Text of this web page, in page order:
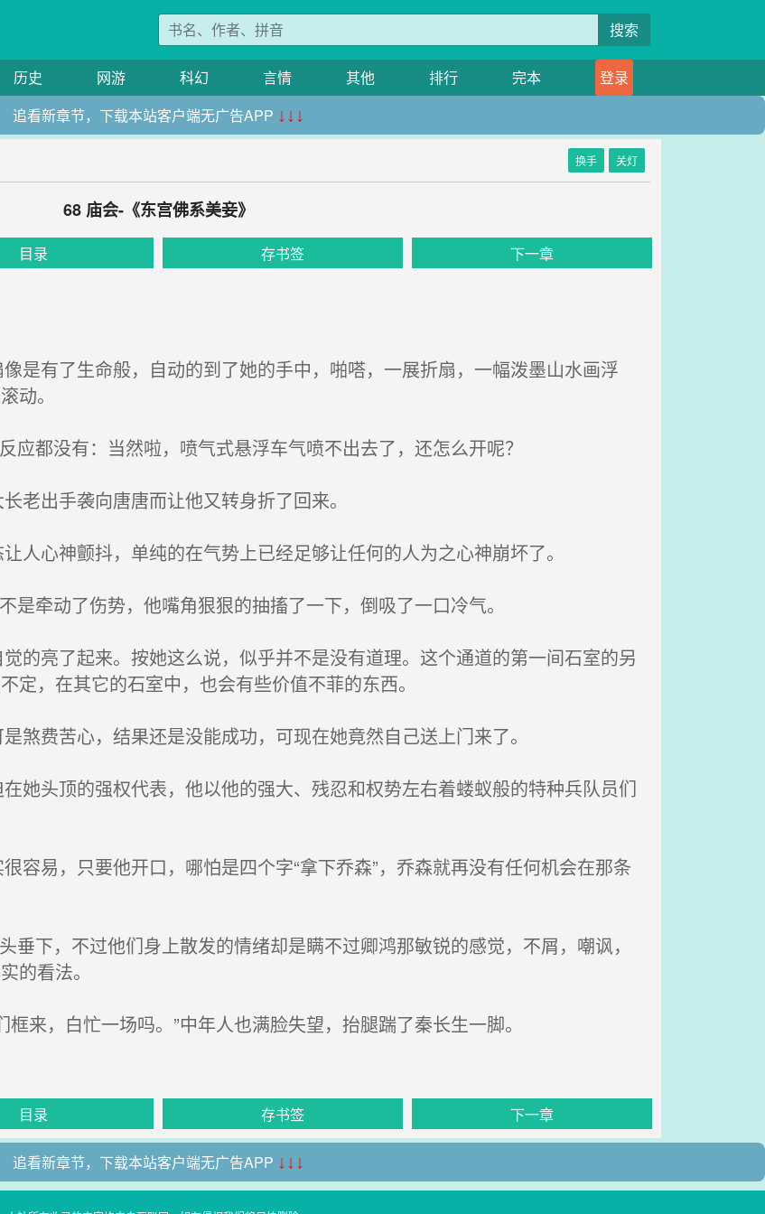
搜索
历史 网游 科幻 言情 其他 排行 完本
登录
追看新章节，下载本站客户端无广告APP ↓↓↓
换手 关灯
68 庙会-《东宫佛系美妾》
目录 存书签 下一章
是有了生命般，自动的到了她的手中，啪嗒，一展折扇，一幅泼墨山水画浮
动。
都没有：当然啦，喷气式悬浮车气喷不出去了，还怎么开呢？
出手袭向唐唐而让他又转身折了回来。
人心神颤抖，单纯的在气势上已经足够让任何的人为之心神崩坏了。
牵动了伤势，他嘴角狠狠的抽搐了一下，倒吸了一口冷气。
的亮了起来。按她这么说，似乎并不是没有道理。这个通道的第一间石室的另
定，在其它的石室中，也会有些价值不菲的东西。
煞费苦心，结果还是没能成功，可现在她竟然自己送上门来了。
她头顶的强权代表，他以他的强大、残忍和权势左右着蝼蚁般的特种兵队员们
容易，只要他开口，哪怕是四个字“拿下乔森”，乔森就再没有任何机会在那条
下，不过他们身上散发的情绪却是瞒不过卿鸿那敏锐的感觉，不屑，嘲讽，
的看法。
，白忙一场吗。”中年人也满脸失望，抬腿踹了秦长生一脚。
目录 存书签 下一章
追看新章节，下载本站客户端无广告APP ↓↓↓